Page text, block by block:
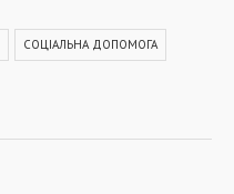
СОЦІАЛЬНА ДОПОМОГА